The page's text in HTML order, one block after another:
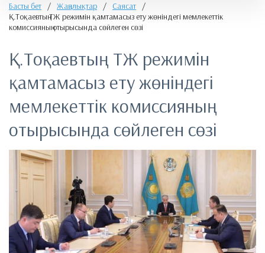
Басты бет / Жаңалықтар / Саясат
/
Қ.Тоқаевтың ТЖ режимін қамтамасыз ету жөніндегі мемлекеттік
комиссияның отырысында сөйлеген сөзі
Қ.Тоқаевтың ТЖ режимін
қамтамасыз ету жөніндегі
мемлекеттік комиссияның
отырысында сөйлеген сөзі